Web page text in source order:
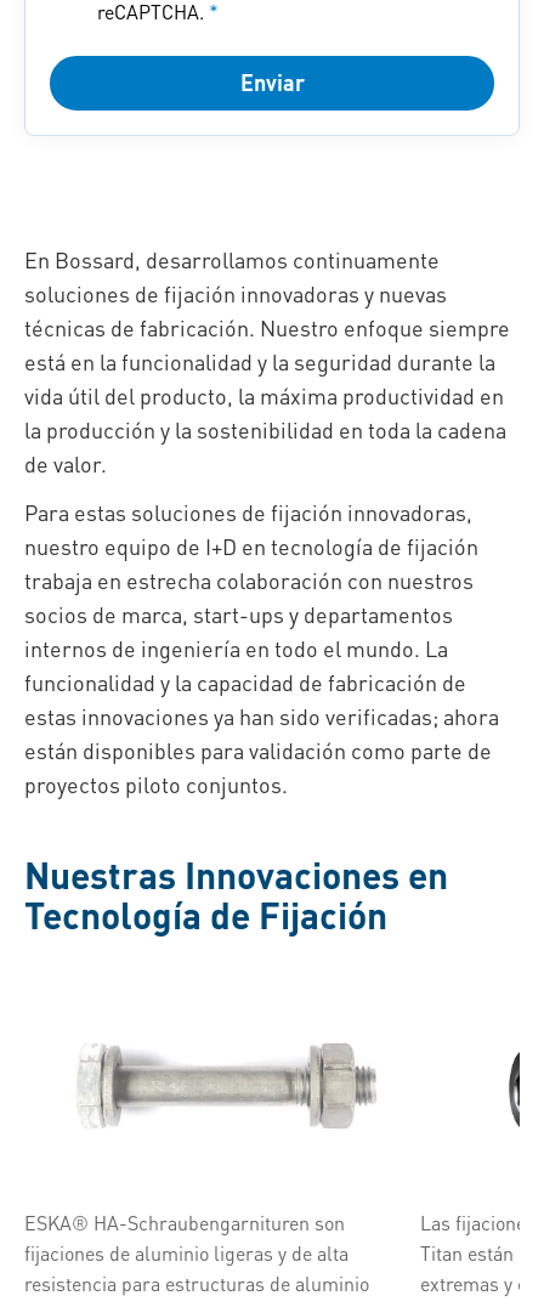
reCAPTCHA. *
Enviar
En Bossard, desarrollamos continuamente
soluciones de fijación innovadoras y nuevas
técnicas de fabricación. Nuestro enfoque siempre
está en la funcionalidad y la seguridad durante la
vida útil del producto, la máxima productividad en
la producción y la sostenibilidad en toda la cadena
de valor.
Para estas soluciones de fijación innovadoras,
nuestro equipo de I+D en tecnología de fijación
trabaja en estrecha colaboración con nuestros
socios de marca, start-ups y departamentos
internos de ingeniería en todo el mundo. La
funcionalidad y la capacidad de fabricación de
estas innovaciones ya han sido verificadas; ahora
están disponibles para validación como parte de
proyectos piloto conjuntos.
Nuestras Innovaciones en
Tecnología de Fijación
ESKA® HA-Schraubengarnituren son
fijaciones de aluminio ligeras y de alta
resistencia para estructuras de aluminio
Las
Titan están
extremas y